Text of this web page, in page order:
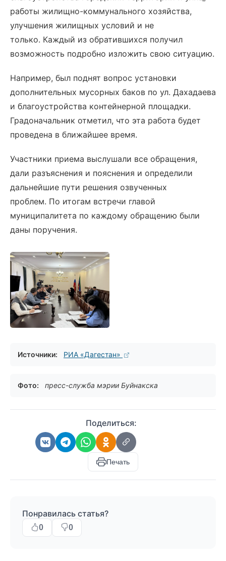
работы жилищно-коммунального хозяйства,
улучшения жилищных условий и не
только. Каждый из обратившихся получил
возможность подробно изложить свою ситуацию.
Например, был поднят вопрос установки
дополнительных мусорных баков по ул. Дахадаева
и благоустройства контейнерной площадки.
Градоначальник отметил, что эта работа будет
проведена в ближайшее время.
Участники приема выслушали все обращения,
дали разъяснения и пояснения и определили
дальнейшие пути решения озвученных
проблем. По итогам встречи главой
муниципалитета по каждому обращению были
даны поручения.
Источники: РИА «Дагестан»
Фото: пресс-служба мэрии Буйнакска
Поделиться:
Печать
Понравилась статья?
0 0